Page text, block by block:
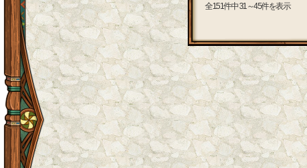
全151件中 31～45件を表示